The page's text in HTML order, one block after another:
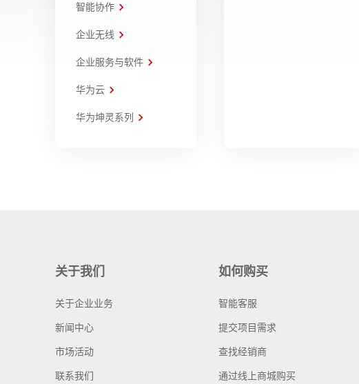
智能协作
企业无线
企业服务与软件
华为云
华为坤灵系列
关于我们
关于企业业务
新闻中心
市场活动
联系我们
如何购买
智能客服
提交项目需求
查找经销商
通过线上商城购买